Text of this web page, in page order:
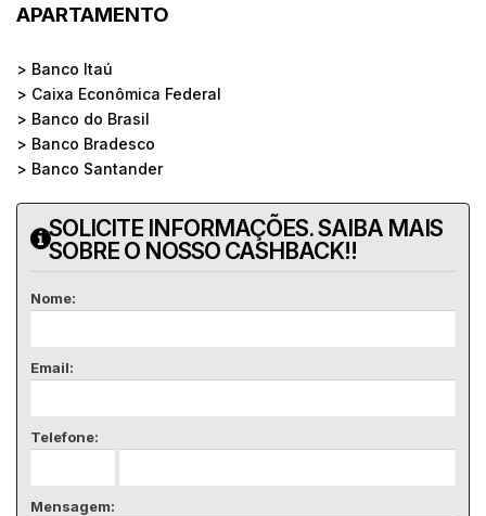
APARTAMENTO
> Banco Itaú
> Caixa Econômica Federal
> Banco do Brasil
> Banco Bradesco
> Banco Santander
SOLICITE INFORMAÇÕES. SAIBA MAIS
SOBRE O NOSSO CASHBACK!!
Nome:
Email:
Telefone:
Mensagem: